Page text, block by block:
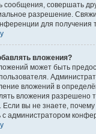
сообщения, совершать
разрешение.
для получения
вложения?
может быть
вложений в
вложения разрешено
Если вы не знаете,
с администратором